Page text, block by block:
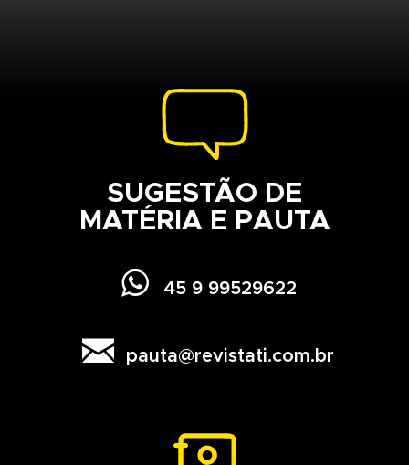
SUGESTÃO DE
MATÉRIA E PAUTA
 45 9 99529622
 pauta@revistati.com.br